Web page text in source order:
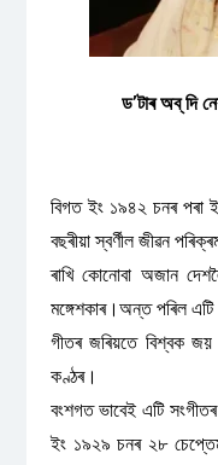
ড’টাৰ অব্ দি
বিগত ইং ১৯৪২ চনৰ পৰা
বছৰীয়া স্বৰ্ণীল জীৱন
ৰাখি কোনোবা অজান
মঙ্গেশকাৰ।অন্ত পৰিল
গীতৰ জৰিয়তে বিশ্বক
কণ্ঠৰ।
বংশগত ভাবেই এটি
ইং ১৯২৯ চনৰ ২৮